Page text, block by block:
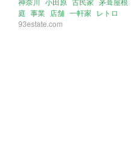
㎡の賃貸物件)
庭 事業 店舗 一軒家 レトロ
文化財級 大家女子
93estate.com